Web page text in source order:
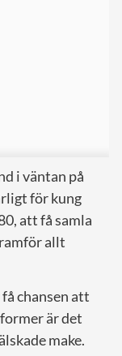
i väntan på
för kung
att få samla
allt
chansen att
är det
make.